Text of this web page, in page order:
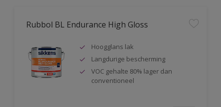
Rubbol BL Endurance High Gloss
Hoogglans lak
Langdurige bescherming
VOC gehalte 80% lager dan
conventioneel